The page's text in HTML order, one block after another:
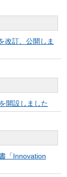
改訂、公開しま
開設しました
「Innovation